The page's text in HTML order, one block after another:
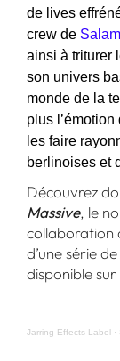
de lives
crew de
ainsi à triturer
son univers
monde de la
plus
les faire
berlinoises et
Découvrez
Massive, le
collaboration
d’une série
disponible
Jarring Effects Label ·